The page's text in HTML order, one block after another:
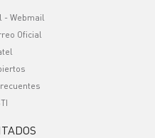
- Webmail
Oficial